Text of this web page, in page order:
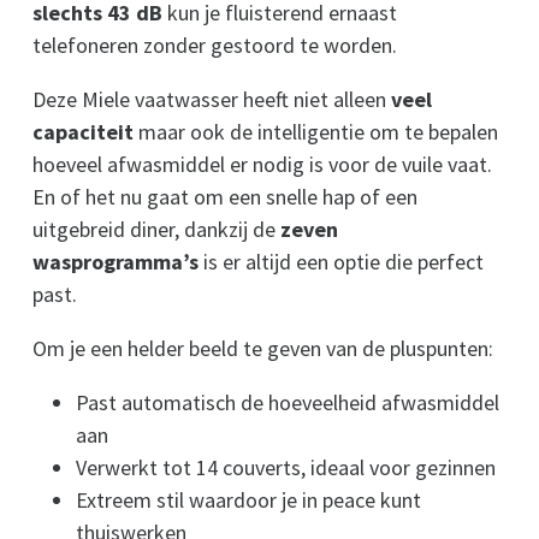
slechts 43 dB kun je fluisterend ernaast
telefoneren zonder gestoord te worden.
Deze Miele vaatwasser heeft niet alleen veel
capaciteit maar ook de intelligentie om te bepalen
hoeveel afwasmiddel er nodig is voor de vuile vaat.
En of het nu gaat om een snelle hap of een
uitgebreid diner, dankzij de zeven
wasprogramma’s is er altijd een optie die perfect
past.
Om je een helder beeld te geven van de pluspunten:
Past automatisch de hoeveelheid afwasmiddel
aan
Verwerkt tot 14 couverts, ideaal voor gezinnen
Extreem stil waardoor je in peace kunt
thuiswerken